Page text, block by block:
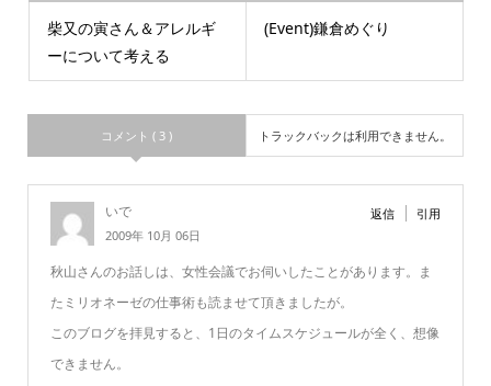
柴又の寅さん＆アレルギ
ーについて考える
(Event)鎌倉めぐり
コメント ( 3 ) トラックバックは利用できません。
いで
2009年 10月 06日
返信 引用
秋山さんのお話しは、女性会議でお伺いしたことがあります。ま
たミリオネーゼの仕事術も読ませて頂きましたが。
このブログを拝見すると、1日のタイムスケジュールが全く、想像
できません。